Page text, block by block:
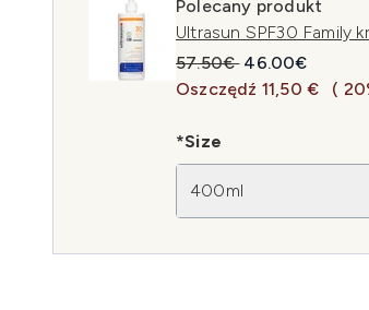
Polecany produkt
Ultrasun SPF30 Family
Sugerowana cena
57.50€ Aktualna cena:
46.00€
Oszczędź 11,50 €
(
*Size
400ml